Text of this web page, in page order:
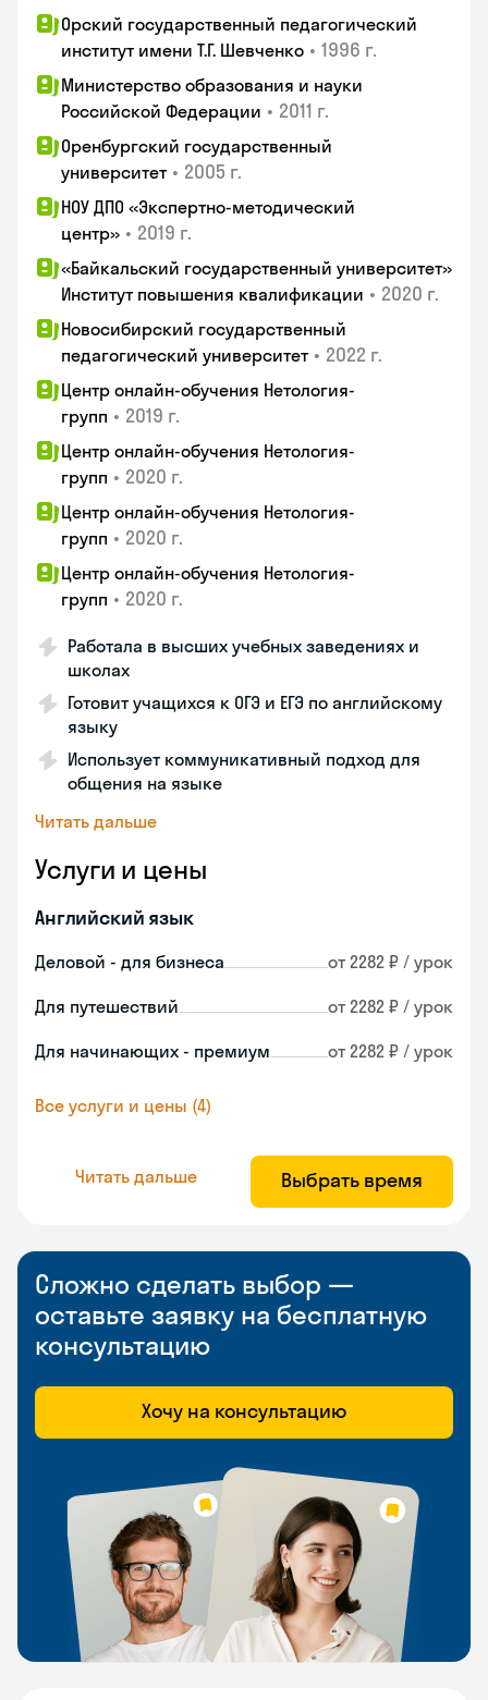
Орский государственный педагогический
институт имени Т.Г. Шевченко • 1996 г.
Министерство образования и науки
Российской Федерации • 2011 г.
Оренбургский государственный
университет • 2005 г.
НОУ ДПО «Экспертно-методический
центр» • 2019 г.
«Байкальский государственный университет»
Институт повышения квалификации • 2020 г.
Новосибирский государственный
педагогический университет • 2022 г.
Центр онлайн-обучения Нетология-
групп • 2019 г.
Центр онлайн-обучения Нетология-
групп • 2020 г.
Центр онлайн-обучения Нетология-
групп • 2020 г.
Центр онлайн-обучения Нетология-
групп • 2020 г.
Работала в высших учебных заведениях и
школах
Готовит учащихся к ОГЭ и ЕГЭ по английскому
языку
Использует коммуникативный подход для
общения на языке
Читать дальше
Услуги и цены
Английский язык
Деловой - для бизнеса от 2282 ₽ / урок
Для путешествий от 2282 ₽ / урок
Для начинающих - премиум от 2282 ₽ / урок
Все услуги и цены (4)
Читать дальше Выбрать время
Сложно сделать выбор —
оставьте заявку на бесплатную
консультацию
Хочу на консультацию